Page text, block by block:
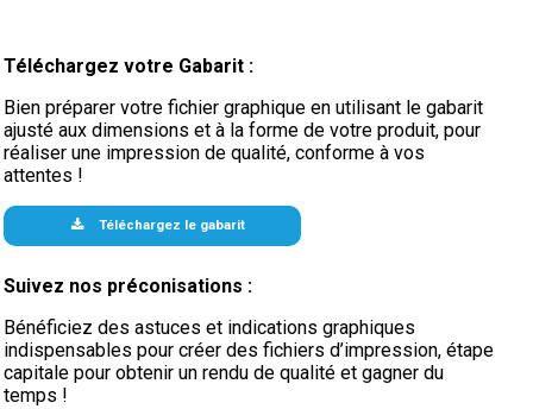
Téléchargez votre Gabarit :
Bien préparer votre fichier graphique en utilisant le gabarit
ajusté aux dimensions et à la forme de votre produit, pour
réaliser une impression de qualité, conforme à vos
attentes !
Téléchargez le gabarit
Suivez nos préconisations :
Bénéficiez des astuces et indications graphiques
indispensables pour créer des fichiers d’impression, étape
capitale pour obtenir un rendu de qualité et gagner du
temps !